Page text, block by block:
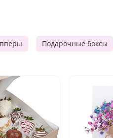
Подарочные боксы